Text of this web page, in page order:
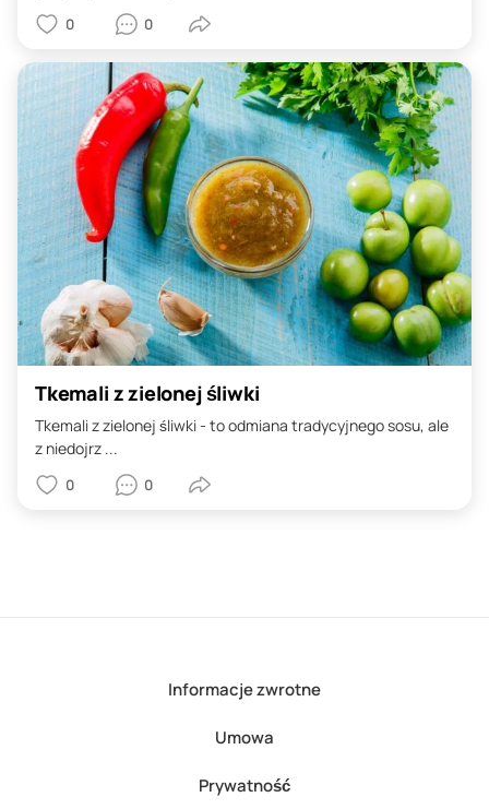
0 0
Tkemali z zielonej śliwki
Tkemali z zielonej śliwki - to odmiana tradycyjnego sosu, ale
z niedojrz ...
0 0
Informacje zwrotne
Umowa
Prywatność